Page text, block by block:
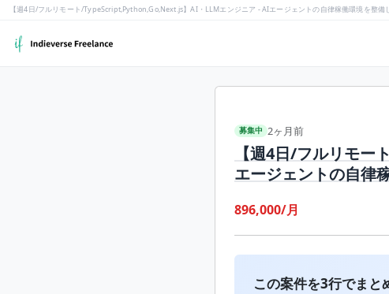
【週4日/フルリモート/TypeScript,Python,Go,Next.js】AI・LLMエンジニア - AIエージェントの自律稼働環境を整備
募集中 2ヶ月前
【週4日/フルリモ
エージェントの自律
896,000/月
この案件を3行でまと